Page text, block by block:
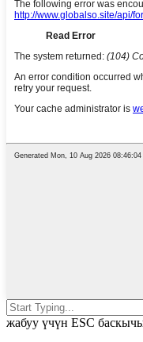
жабуу үчүн ESC